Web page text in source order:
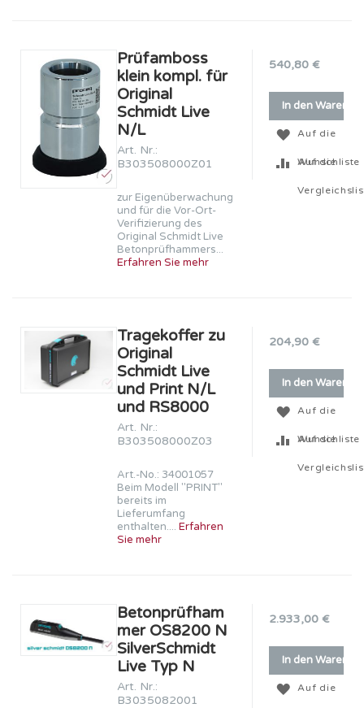
Prüfamboss
klein kompl. für
Original
Schmidt Live
N/L
Art. Nr.:
B303508000Z01
zur Eigenüberwachung
und für die Vor-Ort-
Verifizierung des
Original Schmidt Live
Betonprüfhammers...
Erfahren Sie mehr
540,80 €
In den
Auf die
Wunschliste
Auf die
Tragekoffer zu
Original
Schmidt Live
und Print N/L
und RS8000
Art. Nr.:
B303508000Z03
Art.-No.: 34001057
Beim Modell ''PRINT''
bereits im
Lieferumfang
enthalten.... Erfahren
Sie mehr
204,90 €
In den
Auf die
Wunschliste
Auf die
Betonprüfham
mer OS8200 N
SilverSchmidt
Live Typ N
Art. Nr.:
B3035082001
2.933,00 €
In den
Auf die